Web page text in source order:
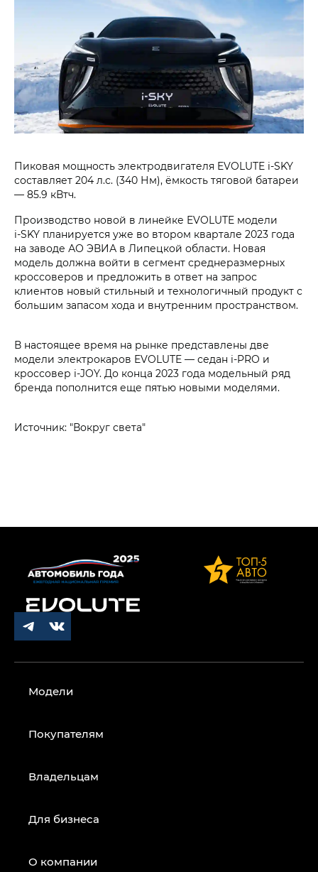
Пиковая мощность электродвигателя EVOLUTE i‑SKY
составляет 204 л.с. (340 Нм), ёмкость тяговой батареи
— 85.9 кВтч.
Производство новой в линейке EVOLUTE модели
i‑SKY планируется уже во втором квартале 2023 года
на заводе АО ЭВИА в Липецкой области. Новая
модель должна войти в сегмент среднеразмерных
кроссоверов и предложить в ответ на запрос
клиентов новый стильный и технологичный продукт с
большим запасом хода и внутренним пространством.
В настоящее время на рынке представлены две
модели электрокаров EVOLUTE — седан i‑PRO и
кроссовер i‑JOY. До конца 2023 года модельный ряд
бренда пополнится еще пятью новыми моделями.
Источник: "Вокруг света"
Модели
Покупателям
Владельцам
Для бизнеса
О компании